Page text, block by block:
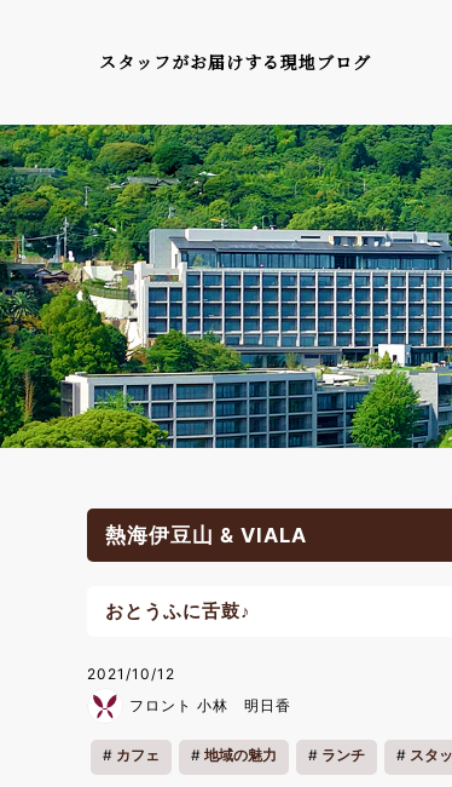
スタッフがお届けする現地ブログ
熱海伊豆山 & VIALA
おとうふに舌鼓♪
2021/10/12
フロント 小林 明日香
カフェ 地域の魅力 ランチ スタ